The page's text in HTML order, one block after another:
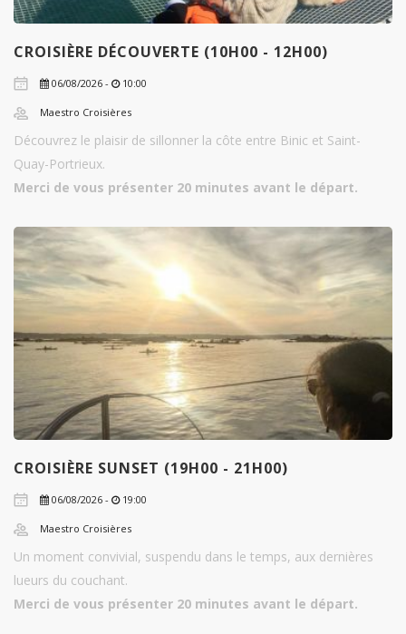
CROISIÈRE DÉCOUVERTE (10H00 - 12H00)
06/08/2026 - 10:00
Maestro Croisières
Découvrez le plaisir de sillonner la côte entre Binic et Saint-
Quay-Portrieux.
Merci de vous présenter 20 minutes avant le départ.
CROISIÈRE SUNSET (19H00 - 21H00)
06/08/2026 - 19:00
Maestro Croisières
Un moment convivial, suspendu dans le temps, aux dernières
lueurs du couchant.
Merci de vous présenter 20 minutes avant le départ.